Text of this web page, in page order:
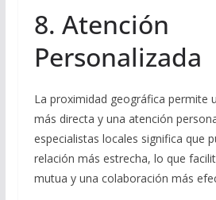
8. Atención
Personalizada
La proximidad geográfica permite
más directa y una atención
especialistas locales significa que
relación más estrecha, lo que
mutua y una colaboración más